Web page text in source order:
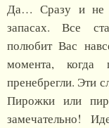
Да… Сразу и не
запасах. Все
полюбит Вас
момента,
пренебрегли. Эти
Пирожки или
замечательно!